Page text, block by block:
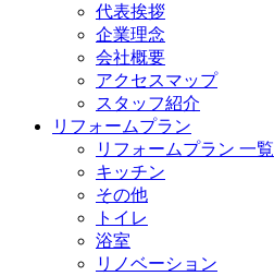
代表挨拶
企業理念
会社概要
アクセスマップ
スタッフ紹介
リフォームプラン
リフォームプラン 一覧
キッチン
その他
トイレ
浴室
リノベーション